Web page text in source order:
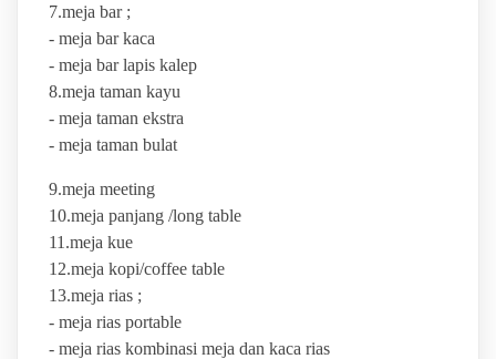
7.meja bar ;
- meja bar kaca
- meja bar lapis kalep
8.meja taman kayu
- meja taman ekstra
- meja taman bulat
9.meja meeting
10.meja panjang /long table
11.meja kue
12.meja kopi/coffee table
13.meja rias ;
- meja rias portable
- meja rias kombinasi meja dan kaca rias